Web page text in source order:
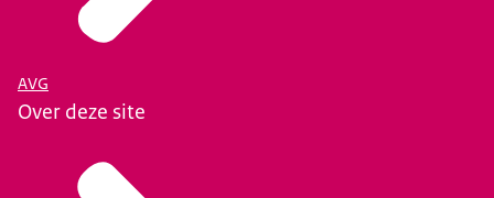
AVG
Over deze site